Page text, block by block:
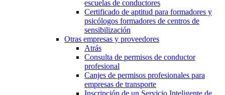
escuelas de conductores
Certificado de aptitud para formadores y
psicólogos formadores de centros de
sensibilización
Otras empresas y proveedores
Atrás
Consulta de permisos de conductor
profesional
Canjes de permisos profesionales para
empresas de transporte